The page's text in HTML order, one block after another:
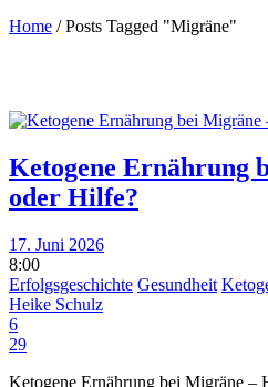
Home /Posts Tagged "Migräne"
Ketogene Ernährung
oder Hilfe?
17. Juni 2026
8:00
Erfolgsgeschichte Gesundheit
Heike Schulz
6
29
Ketogene Ernährung bei Migräne –